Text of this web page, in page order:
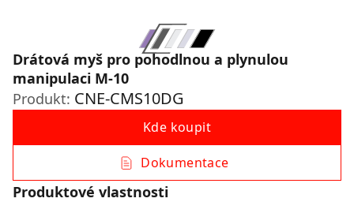
Drátová myš pro pohodlnou a plynulou
manipulaci M-10
Produkt: CNE-CMS10DG
Kde koupit
Dokumentace
Produktové vlastnosti